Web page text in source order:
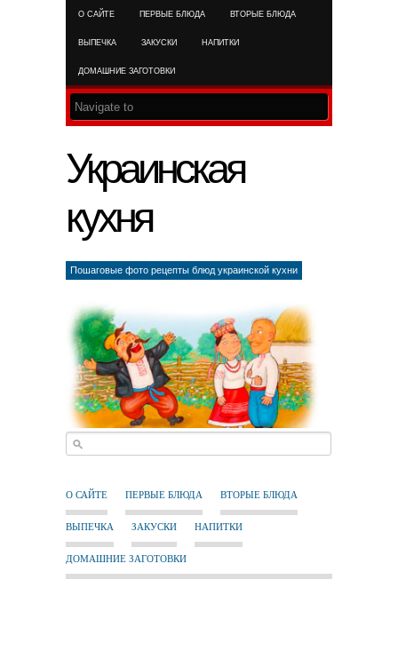
О САЙТЕ ПЕРВЫЕ БЛЮДА ВТОРЫЕ БЛЮДА
ВЫПЕЧКА ЗАКУСКИ НАПИТКИ
ДОМАШНИЕ ЗАГОТОВКИ
Украинская
кухня
Пошаговые фото рецепты блюд украинской кухни
О САЙТЕ ПЕРВЫЕ БЛЮДА ВТОРЫЕ БЛЮДА
ВЫПЕЧКА ЗАКУСКИ НАПИТКИ
ДОМАШНИЕ ЗАГОТОВКИ